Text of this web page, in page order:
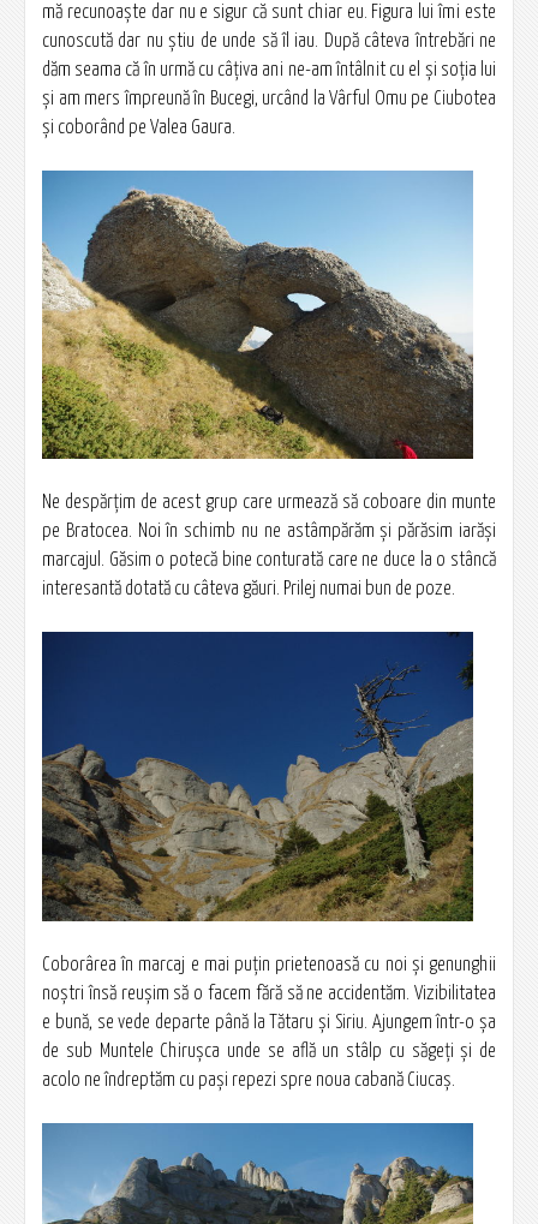
mă recunoaşte dar nu e sigur că sunt chiar eu. Figura lui îmi este
cunoscută dar nu ştiu de unde să îl iau. După câteva întrebări ne
dăm seama că în urmă cu câţiva ani ne-am întâlnit cu el şi soţia lui
şi am mers împreună în Bucegi, urcând la Vârful Omu pe Ciubotea
şi coborând pe Valea Gaura.
Ne despărţim de acest grup care urmează să coboare din munte
pe Bratocea. Noi în schimb nu ne astâmpărăm şi părăsim iarăşi
marcajul. Găsim o potecă bine conturată care ne duce la o stâncă
interesantă dotată cu câteva găuri. Prilej numai bun de poze.
Coborârea în marcaj e mai puţin prietenoasă cu noi şi genunghii
noştri însă reuşim să o facem fără să ne accidentăm. Vizibilitatea
e bună, se vede departe până la Tătaru şi Siriu. Ajungem într-o şa
de sub Muntele Chirușca unde se află un stâlp cu săgeţi şi de
acolo ne îndreptăm cu paşi repezi spre noua cabană Ciucaș.